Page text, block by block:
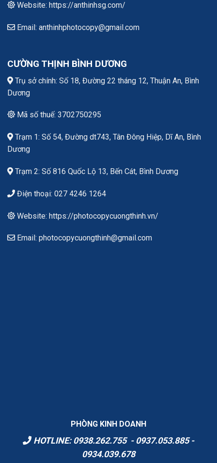
Website: https://anthinhsg.com/
Email: anthinhphotocopy@gmail.com
CƯỜNG THỊNH BÌNH DƯƠNG
Trụ sở chính: Số 18, Đường 22 tháng 12, Thuận An, Bình
Dương
Mã số thuế: 3702750295
Trạm 1: Số 54, Đường dt743, Tân Đông Hiệp, Dĩ An, Bình
Dương
Trạm 2: Số 816 Quốc Lộ 13, Bến Cát, Bình Dương
Điện thoại: 027 4246 1264
Website: https://photocopycuongthinh.vn/
Email: photocopycuongthinh@gmail.com
PHÒNG KINH DOANH
HOTLINE: 0938.262.755 - 0937.053.885 -
0934.039.678